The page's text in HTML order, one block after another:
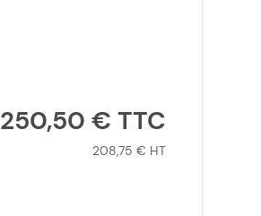
250,50 €
208,75 €